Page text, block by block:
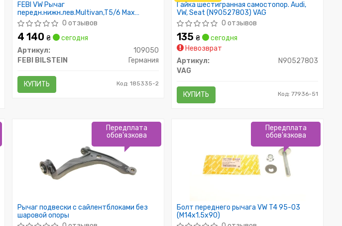
FEBI VW Рычаг
передн.нижн.лев.Multivan,T5/6 Max
2.6/3.0T 11- 0 отзывов
4 140₴
сегодня
Артикул:
109050
FEBI BILSTEIN
Германия
КУПИТЬ Код: 185335-2
Гайка шестигранная самостопор. Audi,
VW, Seat (N90527803) VAG
0 отзывов
135₴
сегодня
Невозврат
Артикул:
N90527803
VAG
КУПИТЬ Код: 77936-51
Рычаг подвески с сайлентблоками без
шаровой опоры
Передплата
обов'язкова
Болт переднего рычага VW T4 95-03
(M14x1.5x90)
Передплата
обов'язкова